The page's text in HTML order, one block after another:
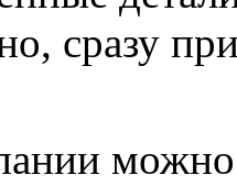
сразу
можно